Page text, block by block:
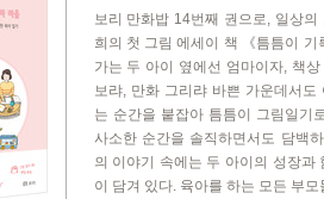
보리 만화밥 14번째 권으로, 일상
희의 첫 그림 에세이 책 《틈틈이
가는 두 아이 옆에선 엄마이자, 책
보랴, 만화 그리랴 바쁜 가운데서
는 순간을 붙잡아 틈틈이 그림일기
사소한 순간을 솔직하면서도 담백
의 이야기 속에는 두 아이의 성장과
이 담겨 있다. 육아를 하는 모든 부